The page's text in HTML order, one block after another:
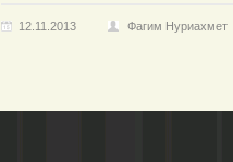
12.11.2013 Фагим Нуриахмет